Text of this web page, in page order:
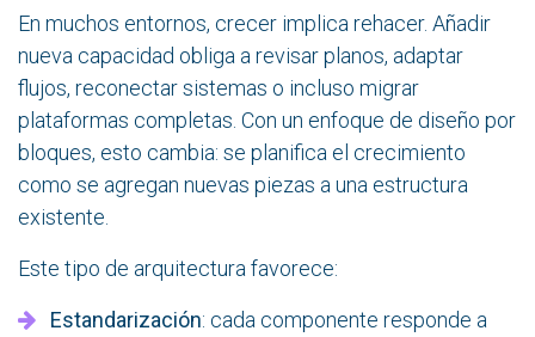
En muchos entornos, crecer implica rehacer. Añadir
nueva capacidad obliga a revisar planos, adaptar
flujos, reconectar sistemas o incluso migrar
plataformas completas. Con un enfoque de diseño por
bloques, esto cambia: se planifica el crecimiento
como se agregan nuevas piezas a una estructura
existente.
Este tipo de arquitectura favorece:
Estandarización: cada componente responde a